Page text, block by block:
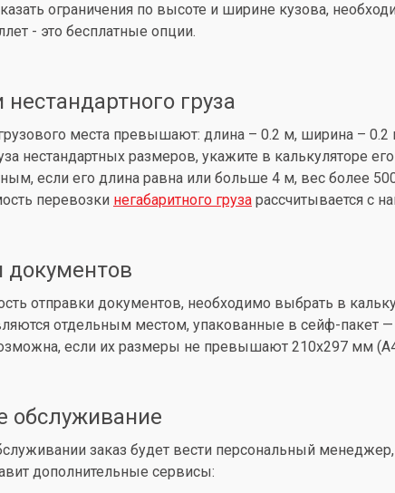
ограничения по высоте и ширине кузова,
- это бесплатные опции.
груза
места превышают: длина – 0.2 м, ширина – 0.2
нестандартных размеров, укажите в калькуляторе
если его длина равна или больше 4 м, вес
перевозки негабаритного груза рассчитывается с
документов
отправки документов, необходимо выбрать в
отдельным местом, упакованные в сейф-пакет
если их размеры не превышают 210x297 мм
обслуживание
заказ будет вести персональный
дополнительные сервисы: